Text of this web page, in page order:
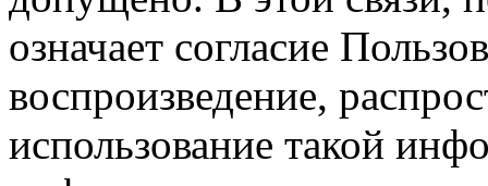
означает согласие
воспроизведение,
использование такой